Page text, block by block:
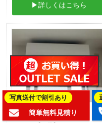
▶詳しくはこちら
千葉県船橋市 K 様邸
写真送付で割引あり
簡単無料見積り